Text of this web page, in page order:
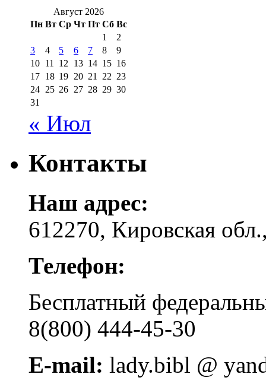
Август 2026
Пн Вт Ср Чт Пт Сб Вс
1
2
3
4 5 6 7 8
9
10 11 12 13 14 15 16
17 18 19 20 21 22 23
24 25 26 27 28 29 30
31
« Июл
Контакты
Наш адрес:
612270, Кировская
Телефон:
Бесплатный
8(800) 444-45-30
E-mail: lady.bibl @